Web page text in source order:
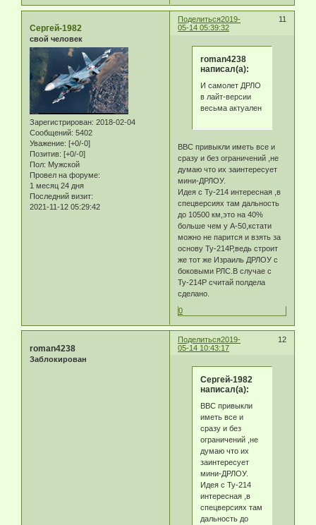
Поделиться 11
2019-
05-14 05:39:32
Сергей-1982
свой человек
Зарегистрирован: 2018-02-04
Сообщений: 5402
Уважение: [+0/-0]
Позитив: [+0/-0]
Пол: Мужской
Провел на форуме:
1 месяц 24 дня
Последний визит:
2021-11-12 05:29:42
roman4238
написал(а):
И самолет ДРЛО
в лайт-версии
весьма актуален
ВВС привыкли иметь все и
сразу и без ограничений ,не
думаю что их заинтересует
мини-ДРЛОУ.
Идея с Ту-214 интересная ,в
спецверсиях там дальность
до 10500 км,это на 40%
больше чем у А-50,кстати
можно не парится и взять за
основу Ту-214Р,ведь строит
же тот же Израиль ДРЛОУ с
боковыми РЛС.В случае с
Ту-214Р считай полдела
сделано.
0
Поделиться 12
2019-
05-14 10:43:17
roman4238
Заблокирован
Сергей-1982
написал(а):
ВВС привыкли
иметь все и
сразу и без
ограничений ,не
думаю что их
заинтересует
мини-ДРЛОУ.
Идея с Ту-214
интересная ,в
спецверсиях там
дальность до